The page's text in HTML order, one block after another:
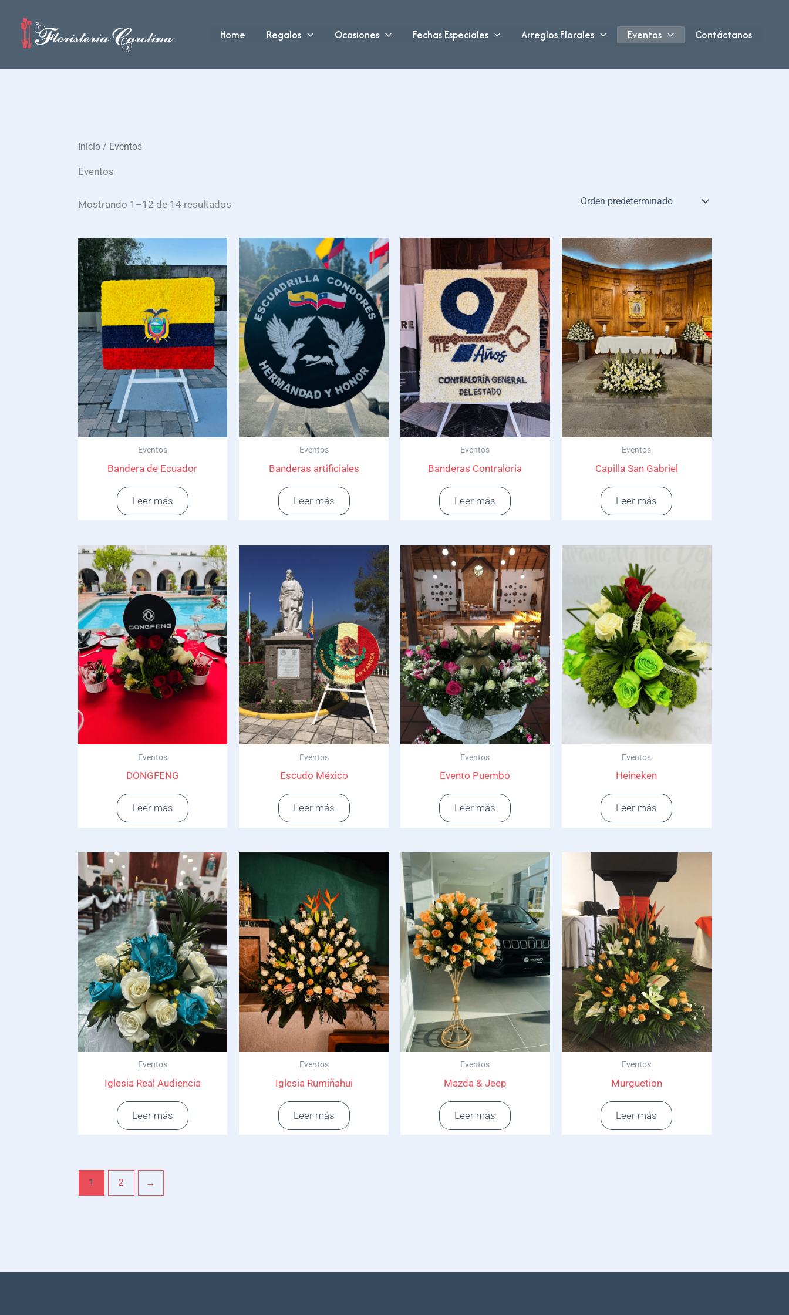
contenido
Home Regalos Ocasiones Fechas Especiales Arreglos Florales Eventos Contáctanos
Inicio/ Eventos
Eventos
Mostrando 1–12 de 14 resultados
Eventos
Bandera de Ecuador
Leer más
Eventos
Banderas artificiales
Leer más
Eventos
Banderas Contraloria
Leer más
Eventos
Capilla San Gabriel
Leer más
Eventos
DONGFENG
Leer más
Eventos
Escudo México
Leer más
Eventos
Evento Puembo
Leer más
Eventos
Heineken
Leer más
Eventos
Iglesia Real Audiencia
Leer más
Eventos
Iglesia Rumiñahui
Leer más
Eventos
Mazda & Jeep
Leer más
Eventos
Murguetion
Leer más
1 2 →